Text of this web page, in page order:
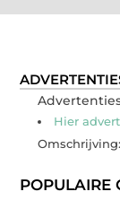
Hier
Omschrijving:
POPULAIRE